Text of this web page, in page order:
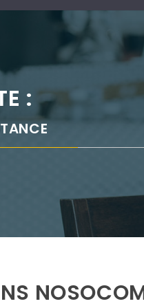
: